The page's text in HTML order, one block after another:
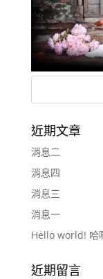
近期文章
消息二
消息四
消息三
消息一
Hello world! 哈
近期留言